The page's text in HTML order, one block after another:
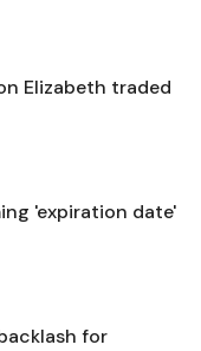
Elizabeth traded
'expiration date'
for